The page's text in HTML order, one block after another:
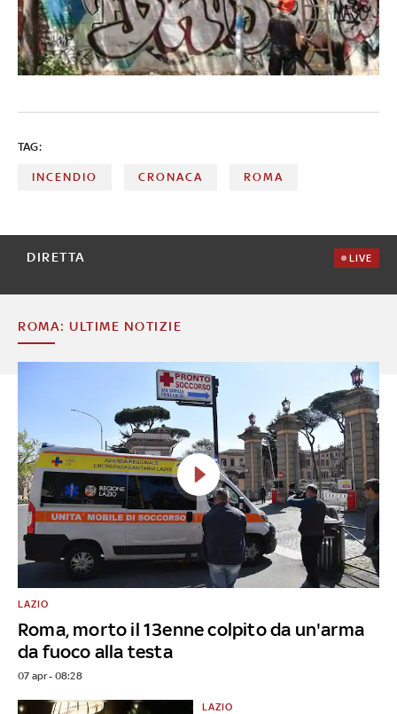
TAG:
INCENDIO CRONACA ROMA
DIRETTA LIVE
ROMA: ULTIME NOTIZIE
Roma, morto il 13enne colpito da un'arma
da fuoco alla testa
LAZIO
07 apr - 08:28
LAZIO